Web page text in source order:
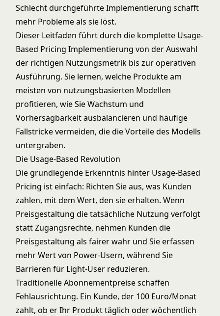
Schlecht durchgeführte Implementierung schafft
mehr Probleme als sie löst.
Dieser Leitfaden führt durch die komplette Usage-
Based Pricing Implementierung von der Auswahl
der richtigen Nutzungsmetrik bis zur operativen
Ausführung. Sie lernen, welche Produkte am
meisten von nutzungsbasierten Modellen
profitieren, wie Sie Wachstum und
Vorhersagbarkeit ausbalancieren und häufige
Fallstricke vermeiden, die die Vorteile des Modells
untergraben.
Die Usage-Based Revolution
Die grundlegende Erkenntnis hinter Usage-Based
Pricing ist einfach: Richten Sie aus, was Kunden
zahlen, mit dem Wert, den sie erhalten. Wenn
Preisgestaltung die tatsächliche Nutzung verfolgt
statt Zugangsrechte, nehmen Kunden die
Preisgestaltung als fairer wahr und Sie erfassen
mehr Wert von Power-Usern, während Sie
Barrieren für Light-User reduzieren.
Traditionelle Abonnementpreise schaffen
Fehlausrichtung. Ein Kunde, der 100 Euro/Monat
zahlt, ob er Ihr Produkt täglich oder wöchentlich